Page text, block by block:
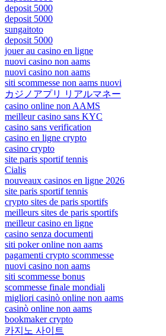
deposit 5000
deposit 5000
sungaitoto
deposit 5000
jouer au casino en ligne
nuovi casino non aams
nuovi casino non aams
siti scommesse non aams nuovi
カジノアプリ リアルマネー
casino online non AAMS
meilleur casino sans KYC
casino sans verification
casino en ligne crypto
casino crypto
site paris sportif tennis
Cialis
nouveaux casinos en ligne 2026
site paris sportif tennis
crypto sites de paris sportifs
meilleurs sites de paris sportifs
meilleur casino en ligne
casino senza documenti
siti poker online non aams
pagamenti crypto scommesse
nuovi casino non aams
siti scommesse bonus
scommesse finale mondiali
migliori casinò online non aams
casinò online non aams
bookmaker crypto
카지노 사이트